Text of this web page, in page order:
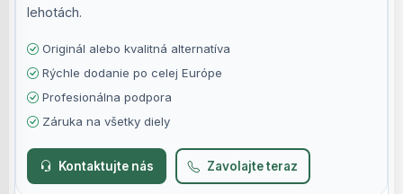
lehotách.
Originál alebo kvalitná alternatíva
Rýchle dodanie po celej Európe
Profesionálna podpora
Záruka na všetky diely
Kontaktujte nás Zavolajte teraz